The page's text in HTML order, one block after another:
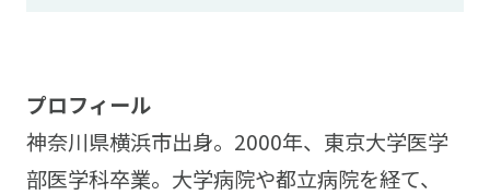
プロフィール
神奈川県横浜市出身。2000年、東京大学医学
部医学科卒業。大学病院や都立病院を経て、